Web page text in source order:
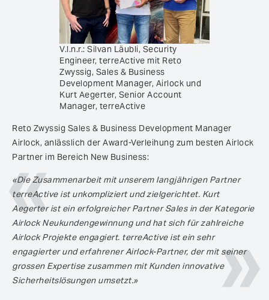
V.l.n.r.: Silvan Läubli, Security
Engineer, terreActive mit Reto
Zwyssig, Sales & Business
Development Manager, Airlock und
Kurt Aegerter, Senior Account
Manager, terreActive
Reto Zwyssig Sales & Business Development Manager
Airlock, anlässlich der Award-Verleihung zum besten Airlock
Partner im Bereich New Business:
«Die Zusammenarbeit mit unserem langjährigen Partner
terreActive ist unkompliziert und zielgerichtet. Kurt
Aegerter ist ein erfolgreicher Partner Sales in der Kategorie
Airlock Neukundengewinnung und hat sich für zahlreiche
Airlock Projekte engagiert. terreActive ist ein sehr
engagierter und erfahrener Airlock-Partner, der mit seiner
grossen Expertise zusammen mit Kunden innovative
Sicherheitslösungen umsetzt.»